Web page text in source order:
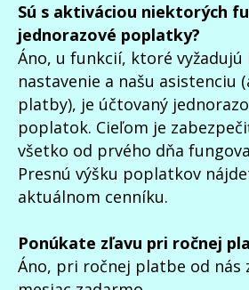
Sú s aktiváciou niektorých
jednorazové poplatky?
Áno, u funkcií, ktoré vyžadujú
nastavenie a našu asistenciu
platby), je účtovaný
poplatok. Cieľom je
všetko od prvého dňa
Presnú výšku poplatkov
aktuálnom cenníku.
Ponúkate zľavu pri ročnej
Áno, pri ročnej platbe od nás